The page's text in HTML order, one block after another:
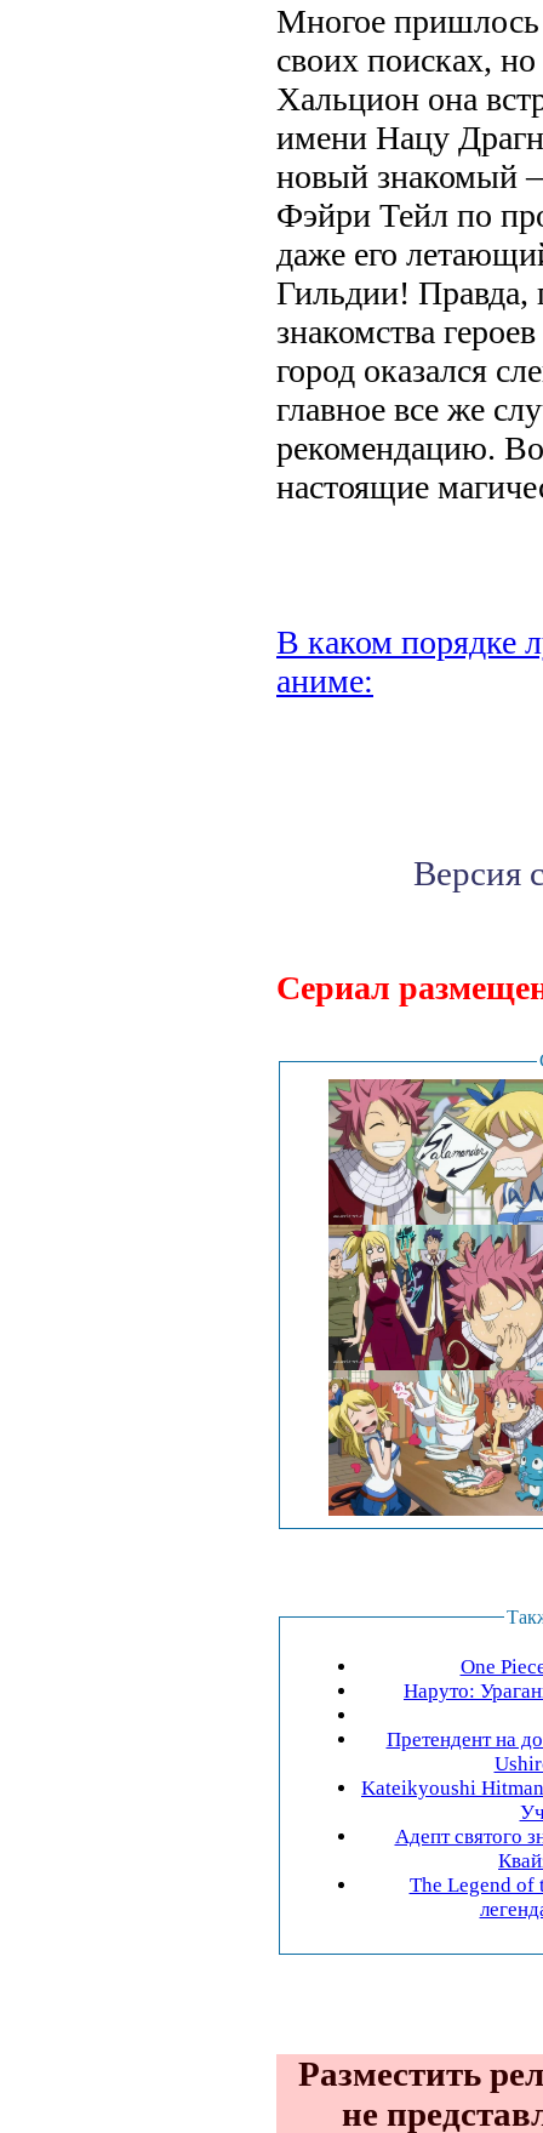
Многое
своих поисках,
Хальцион она
имени Нацу
новый знакомый
Фэйри Тейл по
даже его
Гильдии! Правда,
знакомства
город оказался
главное все же
рекомендацию.
настоящие
В каком порядке
аниме:
Версия
Сериал
One
Наруто:
Претендент на
Kateikyoushi
Адепт святого
The Legend of
Разместить
не